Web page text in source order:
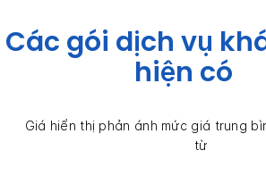
Các gói dịch vụ
hiện có
Giá hiển thị phản ánh mức giá trung
từ